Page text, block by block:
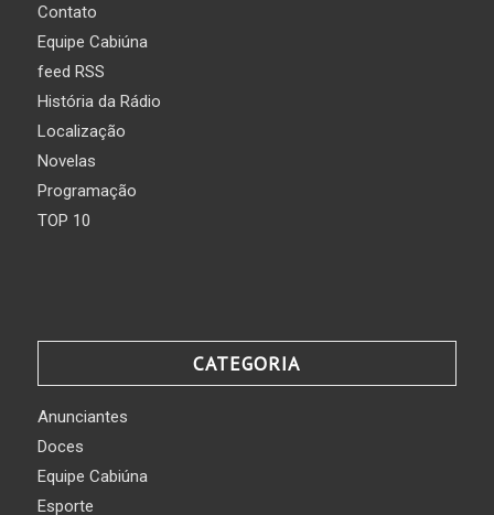
Contato
Equipe Cabiúna
feed RSS
História da Rádio
Localização
Novelas
Programação
TOP 10
CATEGORIA
Anunciantes
Doces
Equipe Cabiúna
Esporte